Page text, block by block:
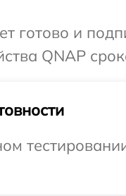
готово и
QNAP